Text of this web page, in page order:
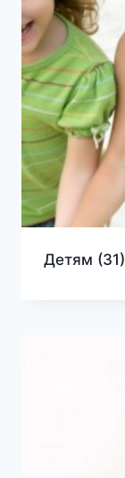
Детям (31)